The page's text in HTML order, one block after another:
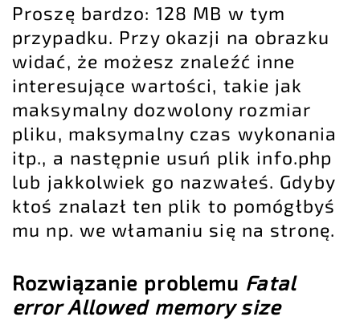
Proszę bardzo: 128 MB w tym
przypadku. Przy okazji na obrazku
widać, że możesz znaleźć inne
interesujące wartości, takie jak
maksymalny dozwolony rozmiar
pliku, maksymalny czas wykonania
itp., a następnie usuń plik info.php
lub jakkolwiek go nazwałeś. Gdyby
ktoś znalazł ten plik to pomógłbyś
mu np. we włamaniu się na stronę.
Rozwiązanie problemu Fatal
error Allowed memory size